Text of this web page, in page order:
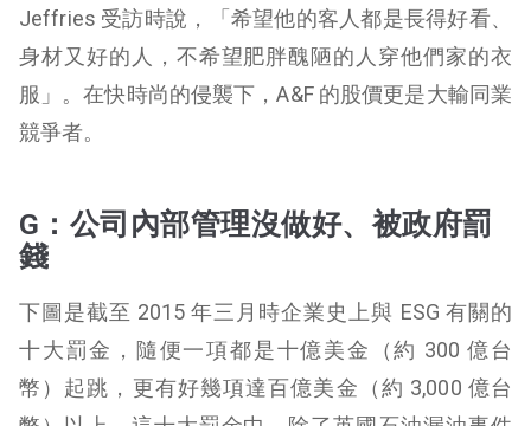
Jeffries 受訪時說，「希望他的客人都是長得好看、
身材又好的人，不希望肥胖醜陋的人穿他們家的衣
服」。在快時尚的侵襲下，A&F 的股價更是大輸同業
競爭者。
G：公司內部管理沒做好、被政府罰
錢
下圖是截至 2015 年三月時企業史上與 ESG 有關的
十大罰金，隨便一項都是十億美金（約 300 億台
幣）起跳，更有好幾項達百億美金（約 3,000 億台